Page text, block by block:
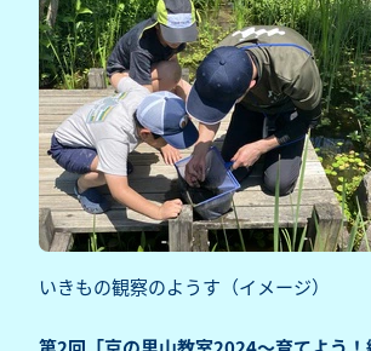
いきもの観察のようす（イメージ）